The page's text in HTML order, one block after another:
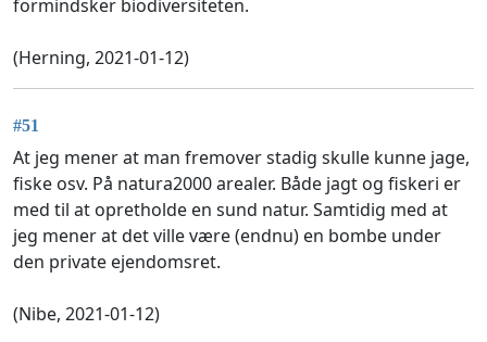
formindsker biodiversiteten.
(Herning, 2021-01-12)
#51
At jeg mener at man fremover stadig skulle kunne jage,
fiske osv. På natura2000 arealer. Både jagt og fiskeri er
med til at opretholde en sund natur. Samtidig med at
jeg mener at det ville være (endnu) en bombe under
den private ejendomsret.
(Nibe, 2021-01-12)